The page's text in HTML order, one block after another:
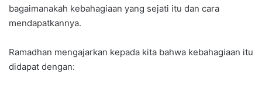
bagaimanakah kebahagiaan yang sejati itu dan cara
mendapatkannya.
Ramadhan mengajarkan kepada kita bahwa kebahagiaan itu
didapat dengan: